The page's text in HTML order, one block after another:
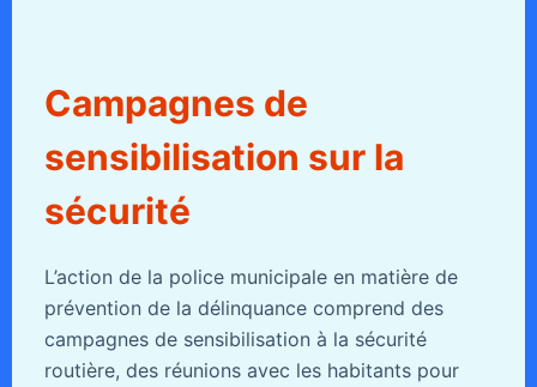
Campagnes de
sensibilisation sur la
sécurité
L’action de la police municipale en matière de
prévention de la délinquance comprend des
campagnes de sensibilisation à la sécurité
routière, des réunions avec les habitants pour